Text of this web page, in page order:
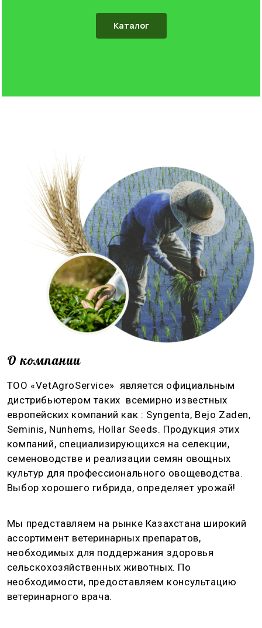
Каталог
О компании
ТОО «VetAgroService» является официальным
дистрибьютером таких всемирно известных
европейских компаний как : Syngenta, Bejo Zaden,
Seminis, Nunhems, Hollar Seeds. Продукция этих
компаний, специализирующихся на селекции,
семеноводстве и реализации семян овощных
культур для профессионального овощеводства.
Выбор хорошего гибрида, определяет урожай!
Мы представляем на рынке Казахстана широкий
ассортимент ветеринарных препаратов,
необходимых для поддержания здоровья
сельскохозяйственных животных. По
необходимости, предоставляем консультацию
ветеринарного врача.